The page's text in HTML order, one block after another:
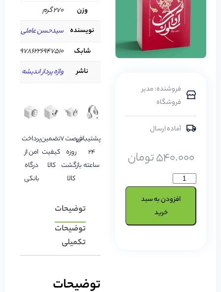
فروشنده: مدیر
فروشگاه
آماده ارسال
540.000تومان
افزودن به سبد
خرید
وزن
270 گرم
نویسنده سیدحسن عاملی
شابک
9786226947510
ناشر
واژه‌ پرداز اندیشه
پشتیبانی
24
ساعته
فرصت 7
روزه
بازگشت
کالا
تضمین
کیفیت
کالا
پرداخت
امن از
درگاه
بانکی
توضیحات
توضیحات
تکمیلی
توضیحات